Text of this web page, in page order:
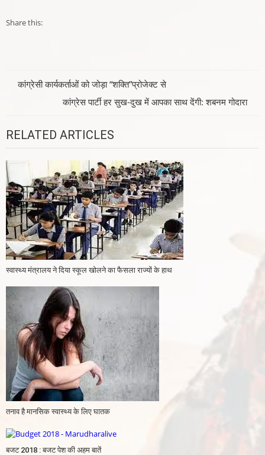
Share this:
Post
navigation
कांग्रेसी कार्यकर्ताओं को जोड़ा “शक्ति”प्रोजेक्ट से
कांग्रेस पार्टी हर सुख-दुख में आपका साथ देंगी: शबनम गोदारा
RELATED ARTICLES
स्वास्‍थ्‍य मंत्रालय ने दिया स्‍कूल खोलने का फैसला राज्‍यों के हाथ
तनाव है मानसिक स्वास्थ्य के लिए घातक
बजट 2018 : बजट पेश की अहम बातें